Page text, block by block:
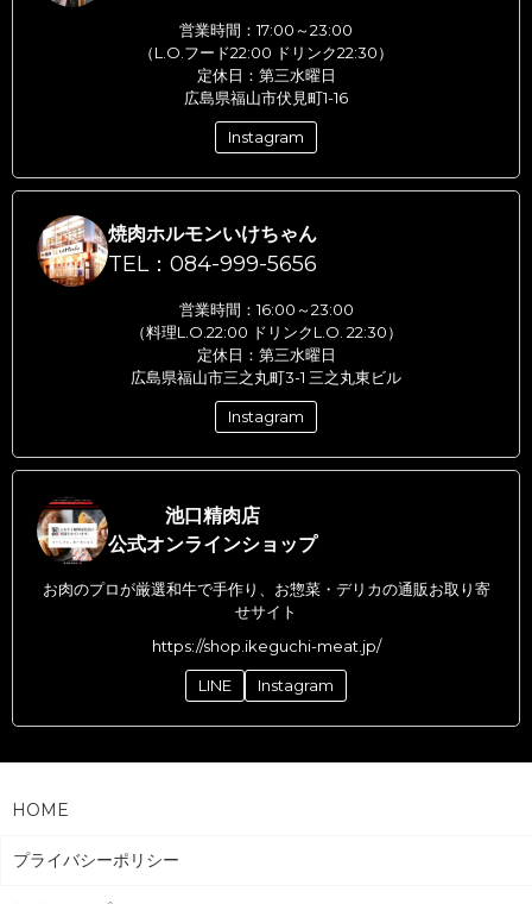
営業時間：17:00～23:00
（L.O.フード22:00 ドリンク22:30）
定休日：第三水曜日
広島県福山市伏見町1-16
Instagram
焼肉ホルモンいけちゃん
TEL：084-999-5656
営業時間：16:00～23:00
（料理L.O.22:00 ドリンクL.O. 22:30）
定休日：第三水曜日
広島県福山市三之丸町3-1 三之丸東ビル
Instagram
池口精肉店
公式オンラインショップ
お肉のプロが厳選和牛で手作り、お惣菜・デリカの通販お取り寄
せサイト
https://shop.ikeguchi-meat.jp/
LINE Instagram
HOME
プライバシーポリシー